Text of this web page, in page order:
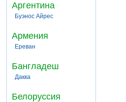
Аргентина
Буэнос Айрес
Армения
Ереван
Бангладеш
Дакка
Белоруссия